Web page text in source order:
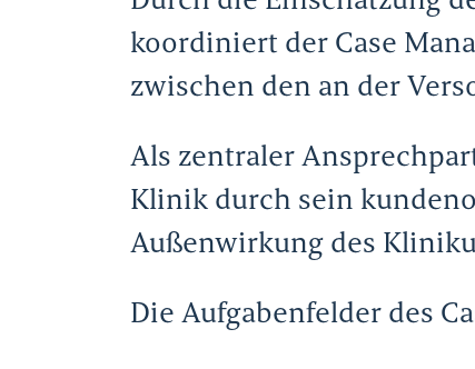
koordiniert der Case
zwischen den an der
Als zentraler
Klinik durch sein
Außenwirkung des
Die Aufgabenfelder des